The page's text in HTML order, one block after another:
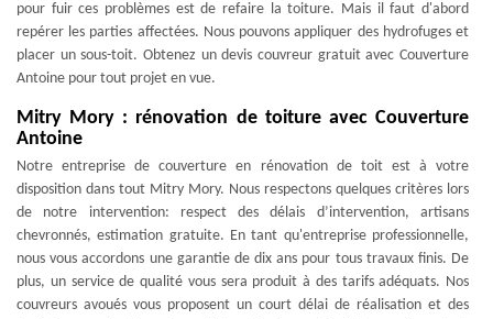
pour fuir ces problèmes est de refaire la toiture. Mais il faut d'abord
repérer les parties affectées. Nous pouvons appliquer des hydrofuges et
placer un sous-toit. Obtenez un devis couvreur gratuit avec Couverture
Antoine pour tout projet en vue.
Mitry Mory : rénovation de toiture avec Couverture
Antoine
Notre entreprise de couverture en rénovation de toit est à votre
disposition dans tout Mitry Mory. Nous respectons quelques critères lors
de notre intervention: respect des délais d’intervention, artisans
chevronnés, estimation gratuite. En tant qu'entreprise professionnelle,
nous vous accordons une garantie de dix ans pour tous travaux finis. De
plus, un service de qualité vous sera produit à des tarifs adéquats. Nos
couvreurs avoués vous proposent un court délai de réalisation et des